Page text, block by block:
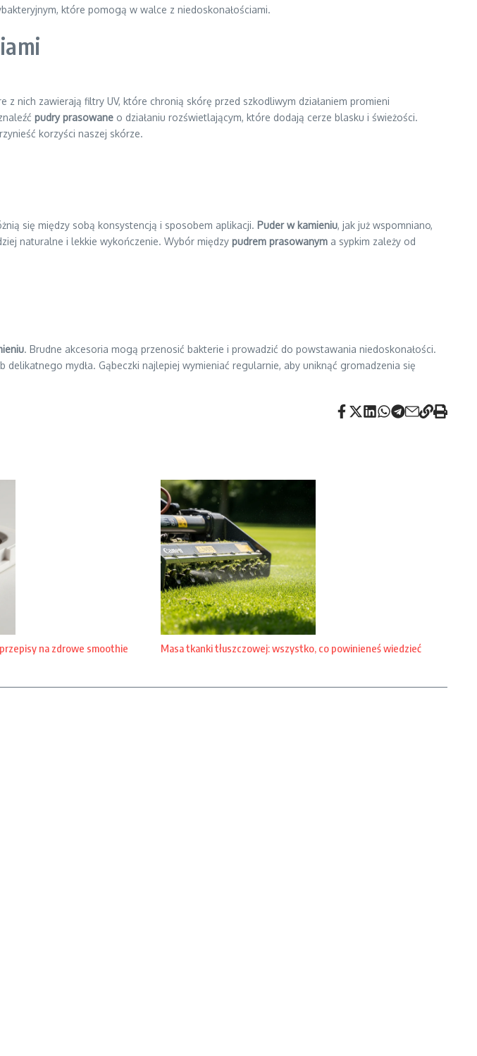
które pomogą w walce z niedoskonałościami.
z nich zawierają filtry UV, które chronią skórę przed szkodliwym działaniem promieni
pudry prasowane o działaniu rozświetlającym, które dodają cerze blasku i świeżości.
korzyści naszej skórze.
się między sobą konsystencją i sposobem aplikacji. Puder w kamieniu, jak już wspomniano,
naturalne i lekkie wykończenie. Wybór między pudrem prasowanym a sypkim zależy od
. Brudne akcesoria mogą przenosić bakterie i prowadzić do powstawania niedoskonałości.
mydła. Gąbeczki najlepiej wymieniać regularnie, aby uniknąć gromadzenia się
na zdrowe smoothie Masa tkanki tłuszczowej: wszystko, co powinieneś wiedzieć